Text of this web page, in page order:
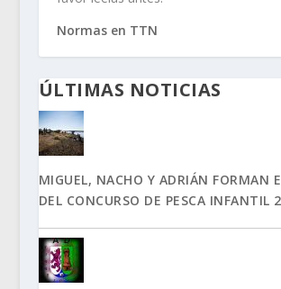
Normas en TTN
ÚLTIMAS NOTICIAS
MIGUEL, NACHO Y ADRIÁN FORMAN
DEL CONCURSO DE PESCA INFANTIL